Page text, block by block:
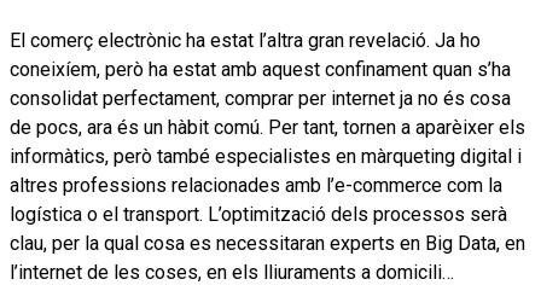
El comerç electrònic ha estat l’altra gran revelació. Ja ho
coneixíem, però ha estat amb aquest confinament quan s’ha
consolidat perfectament, comprar per internet ja no és cosa
de pocs, ara és un hàbit comú. Per tant, tornen a aparèixer els
informàtics, però també especialistes en màrqueting digital i
altres professions relacionades amb l’e-commerce com la
logística o el transport. L’optimització dels processos serà
clau, per la qual cosa es necessitaran experts en Big Data, en
l’internet de les coses, en els lliuraments a domicili…